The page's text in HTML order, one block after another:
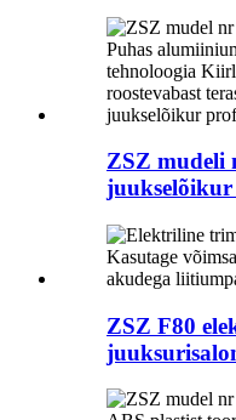
ZSZ mudeli
juukselõikur
ZSZ F80